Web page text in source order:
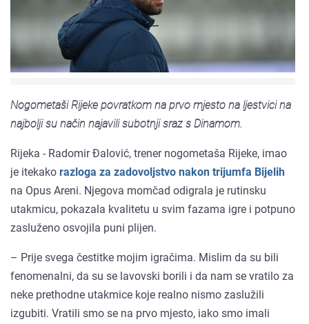
Nogometaši Rijeke povratkom na prvo mjesto na ljestvici na
najbolji su način najavili subotnji sraz s Dinamom.
Rijeka - Radomir Đalović, trener nogometaša Rijeke, imao
je itekako razloga za zadovoljstvo nakon trijumfa Bijelih
na Opus Areni. Njegova momčad odigrala je rutinsku
utakmicu, pokazala kvalitetu u svim fazama igre i potpuno
zasluženo osvojila puni plijen.
– Prije svega čestitke mojim igračima. Mislim da su bili
fenomenalni, da su se lavovski borili i da nam se vratilo za
neke prethodne utakmice koje realno nismo zaslužili
izgubiti. Vratili smo se na prvo mjesto, iako smo imali